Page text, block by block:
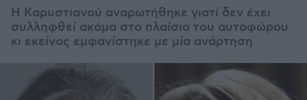
Η Καρυστιανού αναρωτήθηκε γιατί δεν έχει
συλληφθεί ακόμα στο πλαίσιο του αυτοφώρου
κι εκείνος εμφανίστηκε με μία ανάρτηση